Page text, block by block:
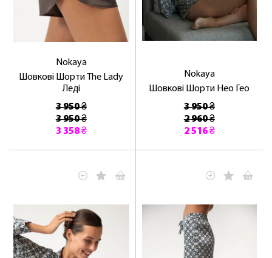
Nokaya
Шовкові Шорти The Lady
Леді
3 950 ₴
3 950 ₴
3 358 ₴
Nokaya
Шовкові Шорти Нео Гео
3 950 ₴
2 960 ₴
2 516 ₴